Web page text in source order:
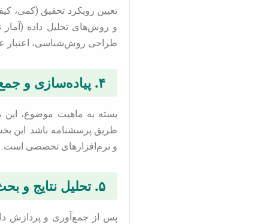
تعیین رویکرد تحقیق (کمی،
و روش‌های تحلیل داده (آمار
طراحی روش‌شناسی، اعتبار
۴. پیاده‌سازی و جمع‌آوری داده
بسته به ماهیت موضوع، این
و نرم‌افزارهای تخصصی است.
۵. تحلیل نتایج و بحث
پس از جمع‌آوری و پردازش